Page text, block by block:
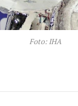
Foto: IHA